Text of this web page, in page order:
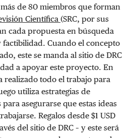
de 80 miembros que forman
Científica (SRC, por sus
cada propuesta en búsqueda
Cuando el concepto
este se manda al sitio de DRC
a apoyar este proyecto. En
realizado todo el trabajo para
utiliza estrategias de
asegurarse que estas ideas
Regalos desde $1 USD
del sitio de DRC – y este será